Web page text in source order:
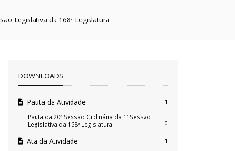
Legislativa da 168ª Legislatura
DOWNLOADS
Pauta da Atividade 1
Pauta da 20ª Sessão Ordinária da 1ª Sessão
Legislativa da 168ª Legislatura
0
Ata da Atividade 1